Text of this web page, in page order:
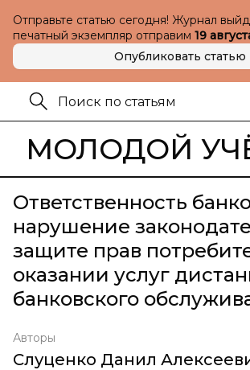
Отправьте статью сегодня! Журнал
печатный экземпляр отправим 19
Опубликовать статью
МОЛОДОЙ
Ответственность
нарушение
защите прав
оказании услуг
банковского
Авторы
Слуценко Данил